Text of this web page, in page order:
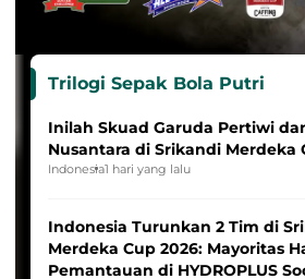
Trilogi Sepak Bola Putri
Inilah Skuad Garuda Pertiwi
Nusantara di Srikandi Merdeka
Indonesia1 hari yang lalu
Indonesia Turunkan 2 Tim di
Merdeka Cup 2026: Mayoritas
Pemantauan di HYDROPLUS